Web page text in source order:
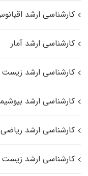
کارشناسی ارشد
کارشناسی ارشد آمار
کارشناسی ارشد
کارشناسی ارشد
کارشناسی ارشد ریاضی
کارشناسی ارشد